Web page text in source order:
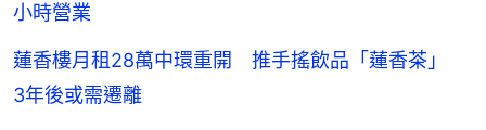
小時營業
蓮香樓月租28萬中環重開 推手搖飲品「蓮香茶」
3年後或需遷離